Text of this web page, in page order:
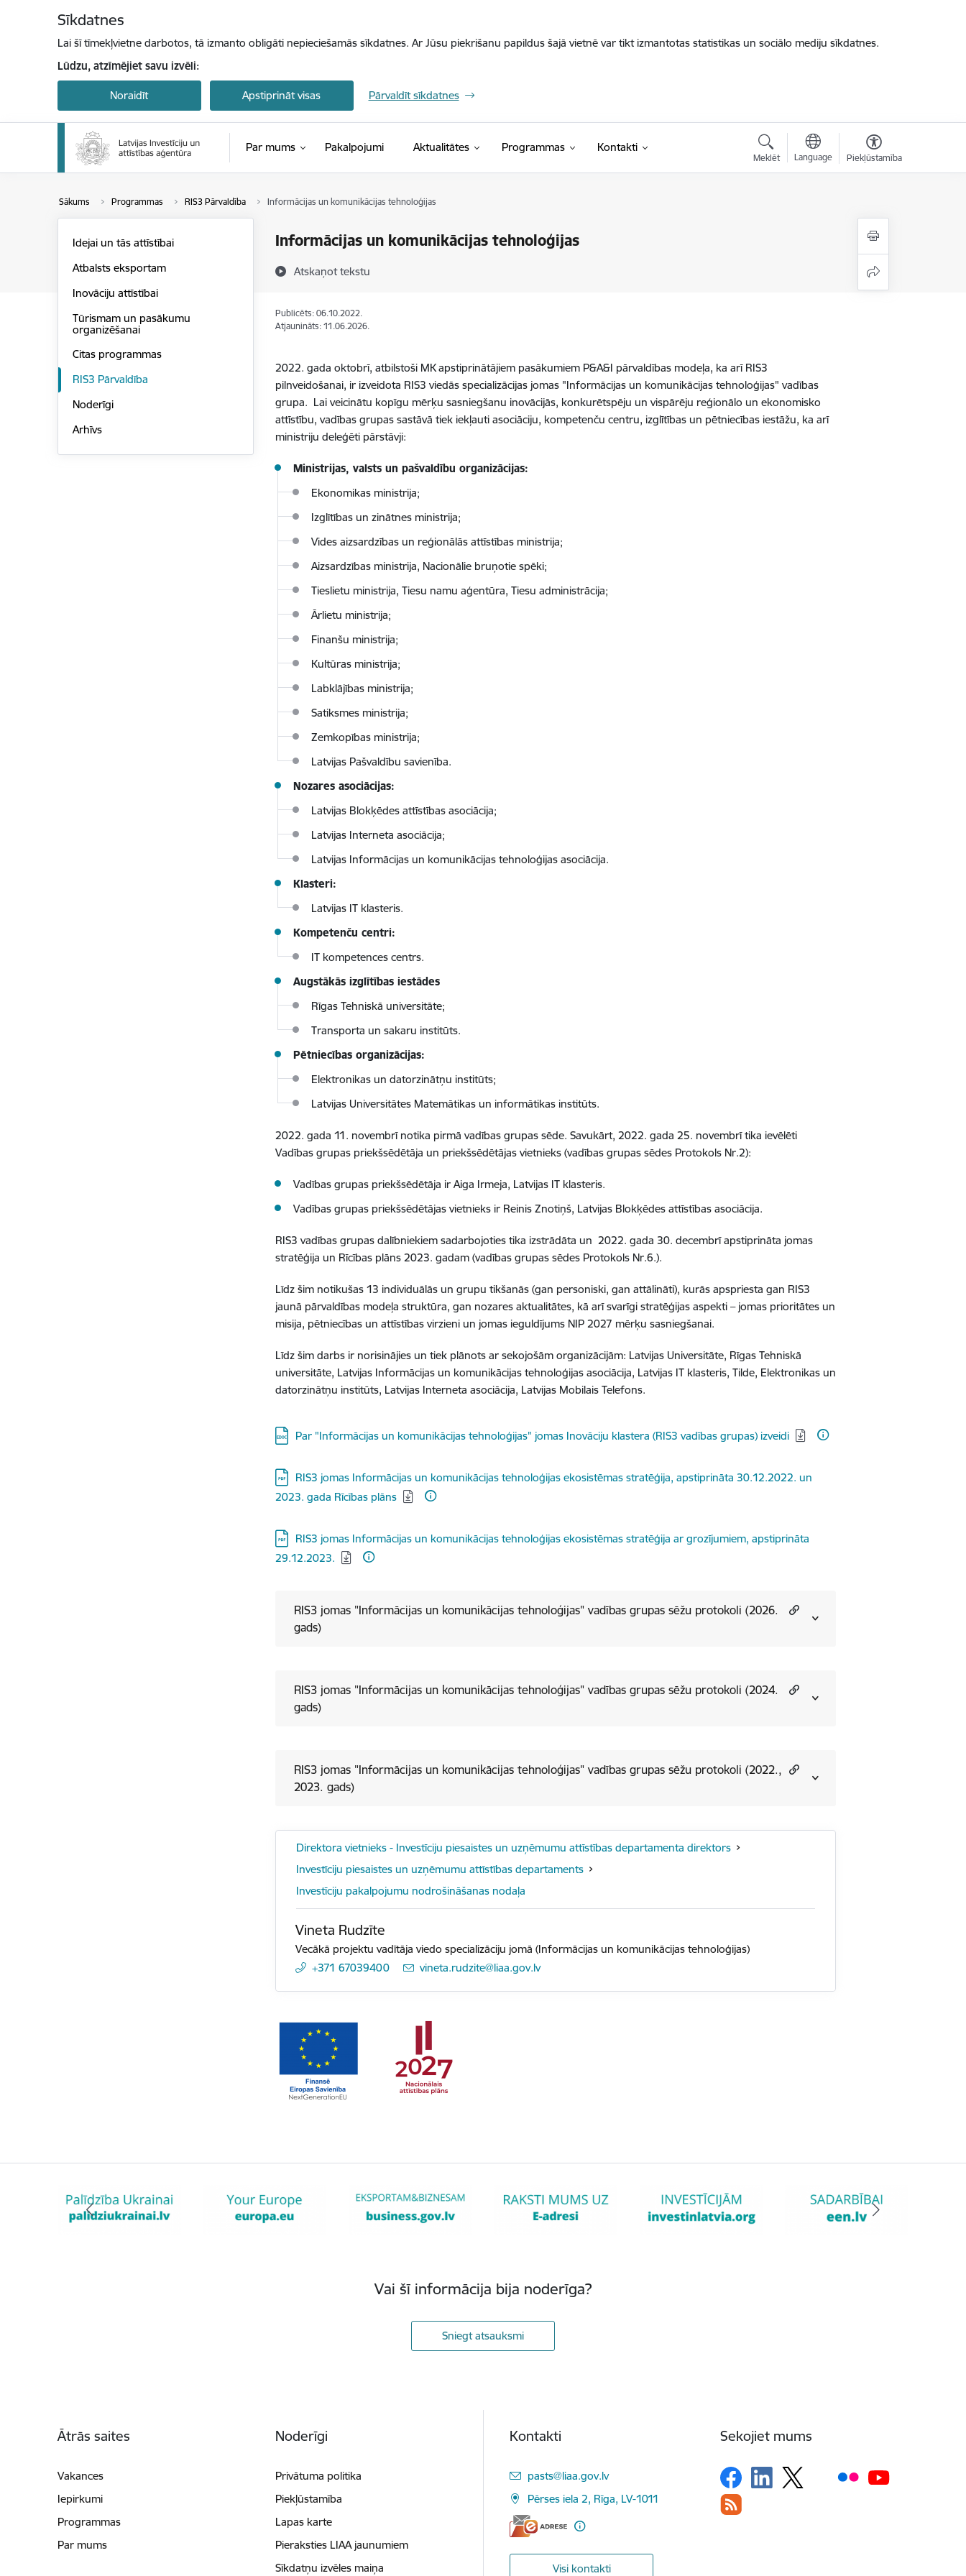
Sīkdatnes
Lai šī tīmekļvietne darbotos, tā izmanto obligāti nepieciešamās sīkdatnes. Ar Jūsu piekrišanu papildus šajā vietnē var tikt izmantotas statistikas un sociālo mediju sīkdatnes.
Lūdzu, atzīmējiet savu izvēli:
Noraidīt Apstiprināt visas Pārvaldīt sīkdatnes
Par mums Pakalpojumi Aktualitātes Programmas Kontakti
Meklēt Language Piekļūstamība
Sākums Programmas RIS3 Pārvaldība Informācijas un komunikācijas tehnoloģijas
Informācijas un komunikācijas tehnoloģijas
Atskaņot tekstu
Idejai un tās attīstībai
Atbalsts eksportam
Inovāciju attīstībai
Tūrismam un pasākumu
organizēšanai
Citas programmas
RIS3 Pārvaldība
Noderīgi
Arhīvs
Publicēts: 06.10.2022.
Atjaunināts: 11.06.2026.
2022. gada oktobrī, atbilstoši MK apstiprinātājiem pasākumiem P&A&I pārvaldības modeļa, ka arī RIS3
pilnveidošanai, ir izveidota RIS3 viedās specializācijas jomas "Informācijas un komunikācijas tehnoloģijas" vadības
grupa. Lai veicinātu kopīgu mērķu sasniegšanu inovācijās, konkurētspēju un vispārēju reģionālo un ekonomisko
attīstību, vadības grupas sastāvā tiek iekļauti asociāciju, kompetenču centru, izglītības un pētniecības iestāžu, ka arī
ministriju deleģēti pārstāvji:
Ministrijas, valsts un pašvaldību organizācijas:
Ekonomikas ministrija;
Izglītības un zinātnes ministrija;
Vides aizsardzības un reģionālās attīstības ministrija;
Aizsardzības ministrija, Nacionālie bruņotie spēki;
Tieslietu ministrija, Tiesu namu aģentūra, Tiesu administrācija;
Ārlietu ministrija;
Finanšu ministrija;
Kultūras ministrija;
Labklājības ministrija;
Satiksmes ministrija;
Zemkopības ministrija;
Latvijas Pašvaldību savienība.
Nozares asociācijas:
Latvijas Blokķēdes attīstības asociācija;
Latvijas Interneta asociācija;
Latvijas Informācijas un komunikācijas tehnoloģijas asociācija.
Klasteri:
Latvijas IT klasteris.
Kompetenču centri:
IT kompetences centrs.
Augstākās izglītības iestādes
Rīgas Tehniskā universitāte;
Transporta un sakaru institūts.
Pētniecības organizācijas:
Elektronikas un datorzinātņu institūts;
Latvijas Universitātes Matemātikas un informātikas institūts.
2022. gada 11. novembrī notika pirmā vadības grupas sēde. Savukārt, 2022. gada 25. novembrī tika ievēlēti
Vadības grupas priekšsēdētāja un priekšsēdētājas vietnieks (vadības grupas sēdes Protokols Nr.2):
Vadības grupas priekšsēdētāja ir Aiga Irmeja, Latvijas IT klasteris.
Vadības grupas priekšsēdētājas vietnieks ir Reinis Znotiņš, Latvijas Blokķēdes attīstības asociācija.
RIS3 vadības grupas dalībniekiem sadarbojoties tika izstrādāta un 2022. gada 30. decembrī apstiprināta jomas
stratēģija un Rīcības plāns 2023. gadam (vadības grupas sēdes Protokols Nr.6.).
Līdz šim notikušas 13 individuālās un grupu tikšanās (gan personiski, gan attālināti), kurās apspriesta gan RIS3
jaunā pārvaldības modeļa struktūra, gan nozares aktualitātes, kā arī svarīgi stratēģijas aspekti – jomas prioritātes un
misija, pētniecības un attīstības virzieni un jomas ieguldījums NIP 2027 mērķu sasniegšanai.
Līdz šim darbs ir norisinājies un tiek plānots ar sekojošām organizācijām: Latvijas Universitāte, Rīgas Tehniskā
universitāte, Latvijas Informācijas un komunikācijas tehnoloģijas asociācija, Latvijas IT klasteris, Tilde, Elektronikas un
datorzinātņu institūts, Latvijas Interneta asociācija, Latvijas Mobilais Telefons.
Lejupielādēt:
Par "Informācijas un komunikācijas tehnoloģijas" jomas Inovāciju klastera (RIS3 vadības grupas) izveidi
Lejupielādēt:
RIS3 jomas Informācijas un komunikācijas tehnoloģijas ekosistēmas stratēģija, apstiprināta 30.12.2022. un
2023. gada Rīcības plāns
Lejupielādēt:
RIS3 jomas Informācijas un komunikācijas tehnoloģijas ekosistēmas stratēģija ar grozījumiem, apstiprināta
29.12.2023.
RIS3 jomas "Informācijas un komunikācijas tehnoloģijas" vadības grupas sēžu protokoli (2026.
gads)
RIS3 jomas "Informācijas un komunikācijas tehnoloģijas" vadības grupas sēžu protokoli (2024.
gads)
RIS3 jomas "Informācijas un komunikācijas tehnoloģijas" vadības grupas sēžu protokoli (2022.,
2023. gads)
Direktora vietnieks - Investīciju piesaistes un uzņēmumu attīstības departamenta direktors
Investīciju piesaistes un uzņēmumu attīstības departaments
Investīciju pakalpojumu nodrošināšanas nodaļa
Vineta Rudzīte
Vecākā projektu vadītāja viedo specializāciju jomā (Informācijas un komunikācijas tehnoloģijas)
+371 67039400
E-pasts:
vineta.rudzite@liaa.gov.lv
Vai šī informācija bija noderīga?
Sniegt atsauksmi
Ātrās saites
Vakances
Iepirkumi
Programmas
Par mums
Noderīgi
Privātuma politika
Piekļūstamība
Lapas karte
Pieraksties LIAA jaunumiem
Sīkdatņu izvēles maiņa
Kontakti
E-pasts:
pasts@liaa.gov.lv
Pērses iela 2, Rīga, LV-1011
Visi kontakti
Sekojiet mums